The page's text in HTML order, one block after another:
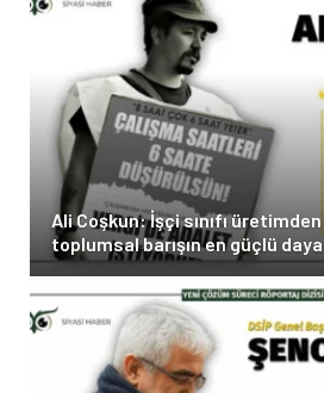
Ali Coşkun: İşçi sınıfı
toplumsal barışın en güçlü